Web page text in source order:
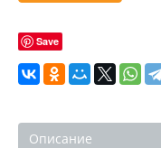
Save
Описание